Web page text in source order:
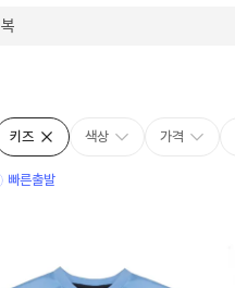
키즈 색상 가격
빠른출발